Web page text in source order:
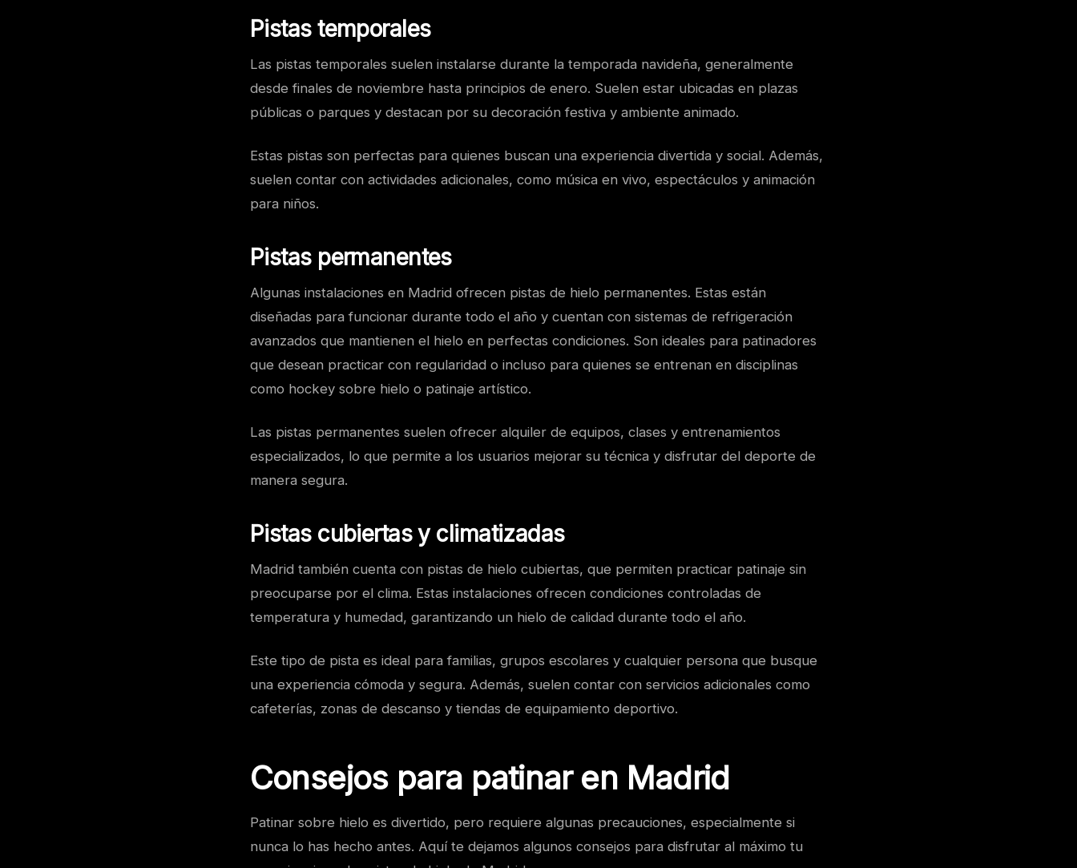
Pistas temporales
Las pistas temporales suelen instalarse durante la temporada navideña, generalmente
desde finales de noviembre hasta principios de enero. Suelen estar ubicadas en plazas
públicas o parques y destacan por su decoración festiva y ambiente animado.
Estas pistas son perfectas para quienes buscan una experiencia divertida y social. Además,
suelen contar con actividades adicionales, como música en vivo, espectáculos y animación
para niños.
Pistas permanentes
Algunas instalaciones en Madrid ofrecen pistas de hielo permanentes. Estas están
diseñadas para funcionar durante todo el año y cuentan con sistemas de refrigeración
avanzados que mantienen el hielo en perfectas condiciones. Son ideales para patinadores
que desean practicar con regularidad o incluso para quienes se entrenan en disciplinas
como hockey sobre hielo o patinaje artístico.
Las pistas permanentes suelen ofrecer alquiler de equipos, clases y entrenamientos
especializados, lo que permite a los usuarios mejorar su técnica y disfrutar del deporte de
manera segura.
Pistas cubiertas y climatizadas
Madrid también cuenta con pistas de hielo cubiertas, que permiten practicar patinaje sin
preocuparse por el clima. Estas instalaciones ofrecen condiciones controladas de
temperatura y humedad, garantizando un hielo de calidad durante todo el año.
Este tipo de pista es ideal para familias, grupos escolares y cualquier persona que busque
una experiencia cómoda y segura. Además, suelen contar con servicios adicionales como
cafeterías, zonas de descanso y tiendas de equipamiento deportivo.
Consejos para patinar en Madrid
Patinar sobre hielo es divertido, pero requiere algunas precauciones, especialmente si
nunca lo has hecho antes. Aquí te dejamos algunos consejos para disfrutar al máximo tu